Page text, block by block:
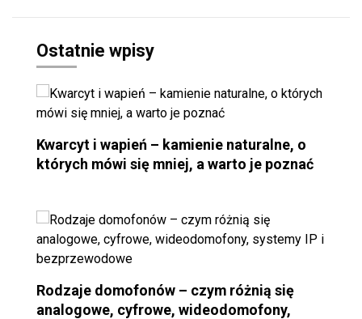
Ostatnie wpisy
Kwarcyt i wapień – kamienie naturalne, o
których mówi się mniej, a warto je poznać
Rodzaje domofonów – czym różnią się
analogowe, cyfrowe, wideodomofony,